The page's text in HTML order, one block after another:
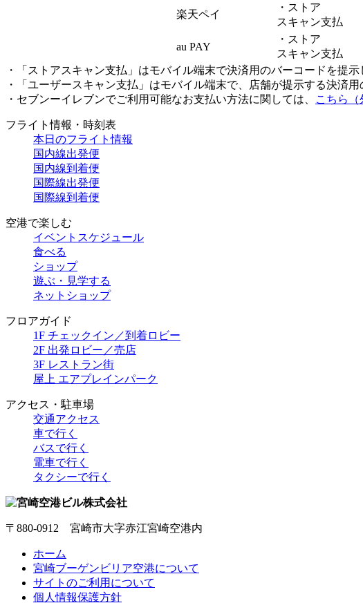
楽天ペイ
・ストア
スキャン支払
au PAY
・ストア
スキャン支払
・「ストアスキャン支払」はモバイル端末で決済用のバーコードを提
・「ユーザースキャン支払」はモバイル端末で、店舗が提示する決済
・セブンーイレブンでご利用可能なお支払い方法に関しては、
こちら（
フライト情報・時刻表
本日のフライト情報
国内線出発便
国内線到着便
国際線出発便
国際線到着便
空港で楽しむ
イベントスケジュール
食べる
ショップ
遊ぶ・見学する
ネットショップ
フロアガイド
1F チェックイン／到着ロビー
2F 出発ロビー／売店
3F レストラン街
屋上 エアプレインパーク
アクセス・駐車場
交通アクセス
車で行く
バスで行く
電車で行く
タクシーで行く
〒880-0912 宮崎市大字赤江宮崎空港内
ホーム
宮崎ブーゲンビリア空港について
サイトのご利用について
個人情報保護方針